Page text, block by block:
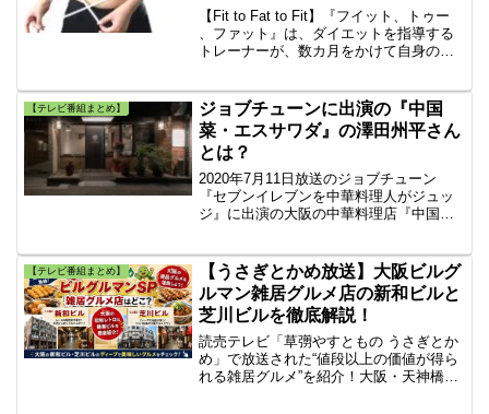
【Fit to Fat to Fit】『フイット、トゥー
、ファット』は、ダイエットを指導する
トレーナーが、数カ月をかけて自身の鍛
ダイエットを行っていくアメリカの人気
番組の事です。
【テレビ番組まとめ】
ジョブチューンに出演の『中国
菜・エスサワダ』の澤田州平さん
とは？
2020年7月11日放送のジョブチューン
『セブンイレブンを中華料理人がジュッ
ジ』に出演の大阪の中華料理店『中国
【テレビ番組まとめ】
【うさぎとかめ放送】大阪ビルグ
ルマン雑居グルメ店の新和ビルと
芝川ビルを徹底解説！
読売テレビ「草彅やすともの うさぎとか
め」で放送された“値段以上の価値が得ら
れる雑居グルメ”を紹介！大阪・天神橋5